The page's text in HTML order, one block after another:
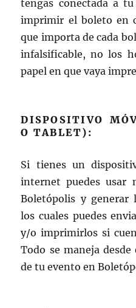
tengas conectada a
imprimir el boleto en
que importa de cada
infalsificable, no los
papel en que vaya
DISPOSITIVO
O TABLET):
Si tienes un
internet puedes usar
Boletópolis y generar
los cuales puedes
y/o imprimirlos si
Todo se maneja
de tu evento en